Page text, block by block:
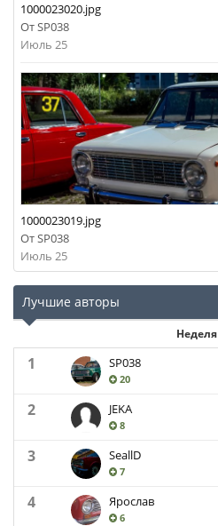
1000023020.jpg
ОтSP038
Июль 25
1000023019.jpg
ОтSP038
Июль 25
Лучшие авторы
Неделя
1 SP038
20
2 JEKA
8
3 SeallD
7
4 Ярослав
6